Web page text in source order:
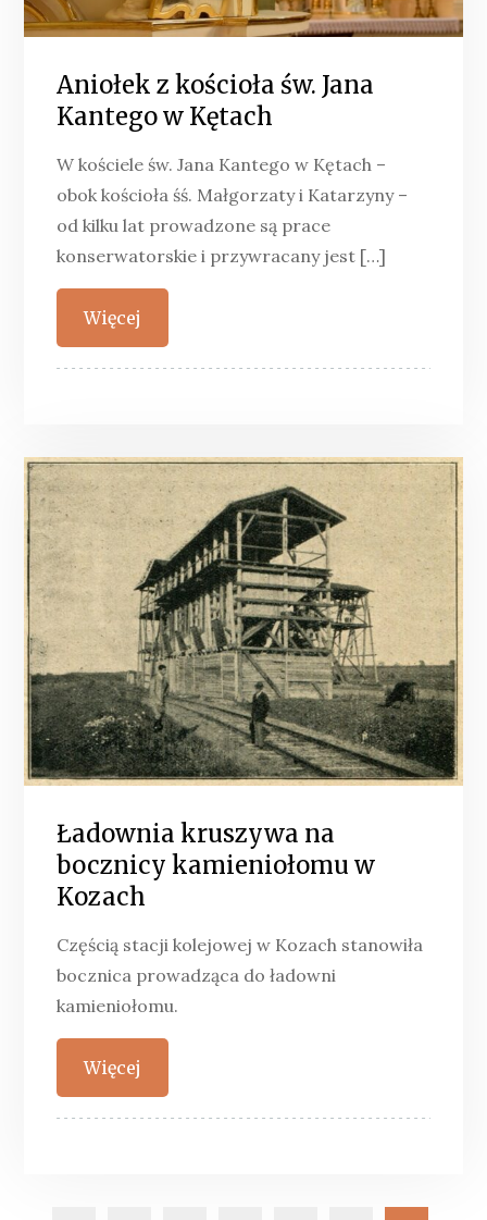
Aniołek z kościoła św. Jana
Kantego w Kętach
W kościele św. Jana Kantego w Kętach –
obok kościoła śś. Małgorzaty i Katarzyny –
od kilku lat prowadzone są prace
konserwatorskie i przywracany jest […]
Więcej
Ładownia kruszywa na
bocznicy kamieniołomu w
Kozach
Częścią stacji kolejowej w Kozach stanowiła
bocznica prowadząca do ładowni
kamieniołomu.
Więcej